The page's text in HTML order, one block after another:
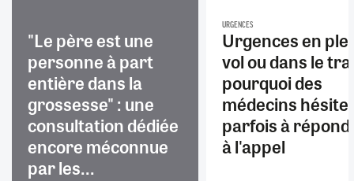
"Le père est une
personne à part
entière dans la
grossesse" : une
consultation dédiée
encore méconnue
par les...
URGENCES
Urgences en
vol ou dans le
pourquoi des
médecins
parfois à
à l'appel